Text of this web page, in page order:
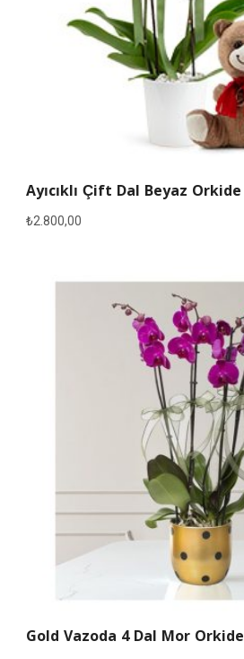
Ayıcıklı Çift Dal Beyaz Orkide
₺2.800,00
Gold Vazoda 4 Dal Mor Orkide